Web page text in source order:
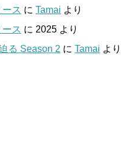
ス に Tamai より
ス に 2025 より
る Season 2 に Tamai より